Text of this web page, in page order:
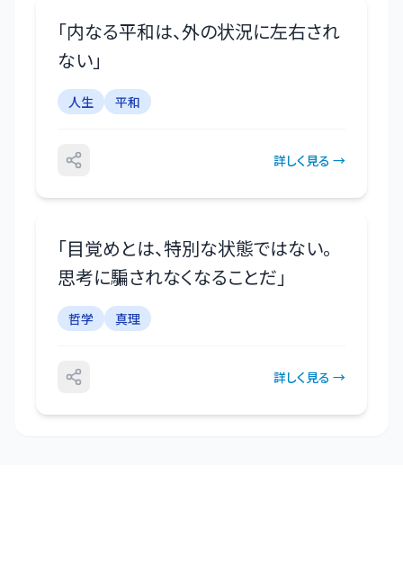
「内なる平和は、外の状況に左右され
ない」
人生 平和
詳しく見る →
「目覚めとは、特別な状態ではない。
思考に騙されなくなることだ 」
哲学 真理
詳しく見る →